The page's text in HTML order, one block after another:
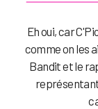
Eh oui, car
comme on les
Bandit et le
représentant